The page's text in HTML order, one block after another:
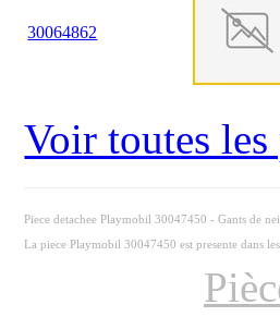
30064862
Voir toutes les
Piece detachee Playmobil 30047450 - Gants de
La piece Playmobil 30047450 est presente dans